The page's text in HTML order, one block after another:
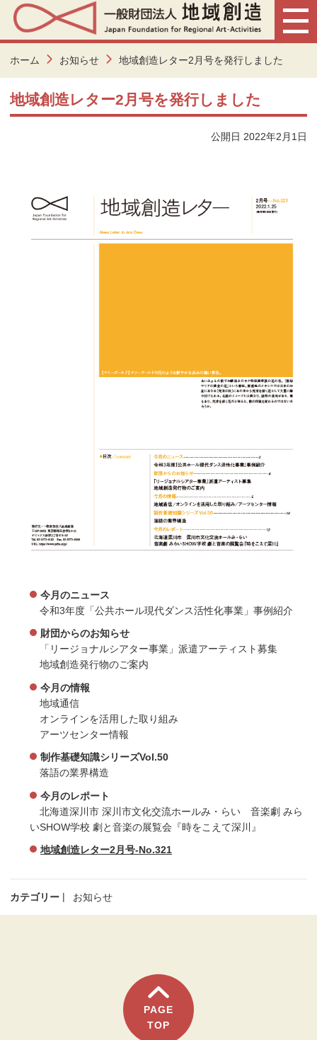
ホーム お知らせ 地域創造レター2月号を発行しました
地域創造レター2月号を発行しました
公開日 2022年2月1日
今月のニュース
令和3年度「公共ホール現代ダンス活性化事業」事例紹介
財団からのお知らせ
「リージョナルシアター事業」派遣アーティスト募集
地域創造発行物のご案内
今月の情報
地域通信
オンラインを活用した取り組み
アーツセンター情報
制作基礎知識シリーズVol.50
落語の業界構造
今月のレポート
北海道深川市 深川市文化交流ホールみ・らい 音楽劇 みら
いSHOW学校 劇と音楽の展覧会『時をこえて深川』
地域創造レター2月号-No.321
カテゴリー お知らせ
PAGE
TOP